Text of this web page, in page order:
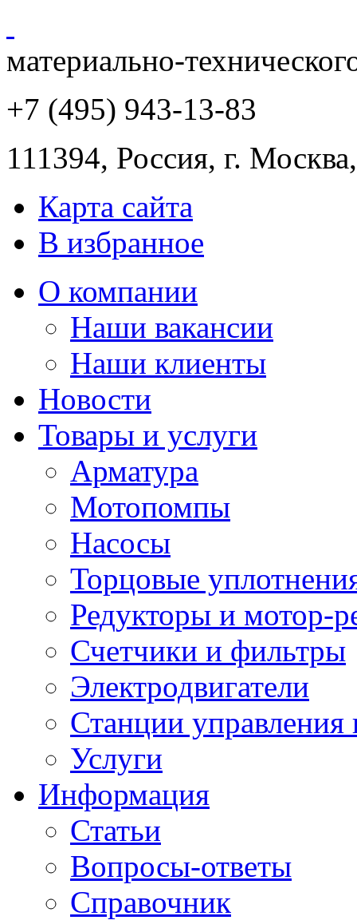
материально-
+7 (495) 943-13-83
111394, Россия, г. Москва
Карта сайта
В избранное
О компании
Наши вакансии
Наши клиенты
Новости
Товары и услуги
Арматура
Мотопомпы
Насосы
Торцовые
Редукторы и мотор-
Счетчики и фильтры
Электродвигатели
Станции управления
Услуги
Информация
Статьи
Вопросы-ответы
Справочник